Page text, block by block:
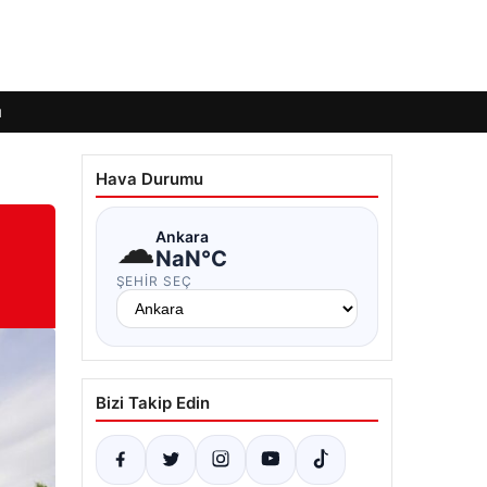
Hava Durumu
☁Ankara
NaN°C
ŞEHIR SEÇ
Bizi Takip Edin